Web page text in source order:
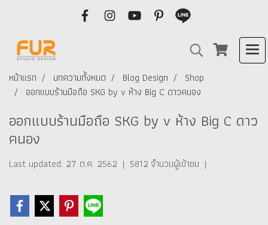
หน้าแรก บทความทั้งหมด Blog Design
Shop
ออกแบบร้านมือถือ SKG by v ห้าง Big C ดาวคนอง
ออกแบบร้านมือถือ SKG by v ห้าง Big C ดาว
คนอง
Last updated: 27 ต.ค. 2562 | 5812 จำนวนผู้เข้าชม |